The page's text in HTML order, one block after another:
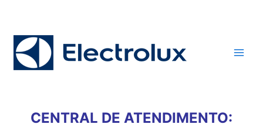
conteúdo
CENTRAL DE ATENDIMENTO: